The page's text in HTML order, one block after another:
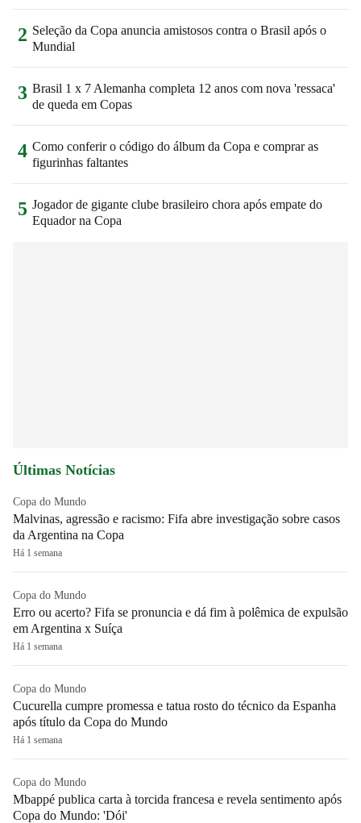
2 Seleção da Copa anuncia amistosos contra o Brasil após o
Mundial
3 Brasil 1 x 7 Alemanha completa 12 anos com nova 'ressaca'
de queda em Copas
4 Como conferir o código do álbum da Copa e comprar as
figurinhas faltantes
5 Jogador de gigante clube brasileiro chora após empate do
Equador na Copa
Últimas Notícias
Copa do Mundo
Malvinas, agressão e racismo: Fifa abre investigação sobre casos
da Argentina na Copa
Há 1 semana
Copa do Mundo
Erro ou acerto? Fifa se pronuncia e dá fim à polêmica de expulsão
em Argentina x Suíça
Há 1 semana
Copa do Mundo
Cucurella cumpre promessa e tatua rosto do técnico da Espanha
após título da Copa do Mundo
Há 1 semana
Copa do Mundo
Mbappé publica carta à torcida francesa e revela sentimento após
Copa do Mundo: 'Dói'